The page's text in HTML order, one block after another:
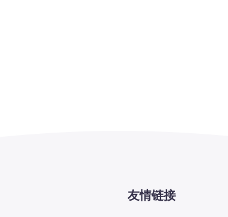
友情链接